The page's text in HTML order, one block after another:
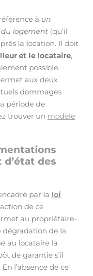
à un
logement (qu’il
la location. Il doit
et le locataire,
possible.
aux deux
dommages
période de
trouver un modèle
des
par la loi
de ce
au propriétaire-
dégradation de la
au locataire la
de garantie s’il
l’absence de ce